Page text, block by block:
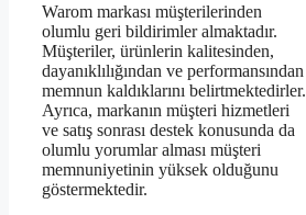
Warom markası müşterilerinden
olumlu geri bildirimler almaktadır.
Müşteriler, ürünlerin kalitesinden,
dayanıklılığından ve performansından
memnun kaldıklarını belirtmektedirler.
Ayrıca, markanın müşteri hizmetleri
ve satış sonrası destek konusunda da
olumlu yorumlar alması müşteri
memnuniyetinin yüksek olduğunu
göstermektedir.